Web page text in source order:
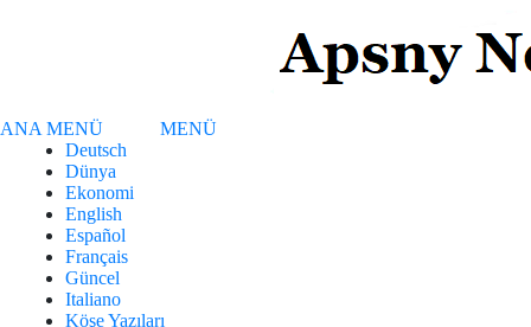
ANA MENÜ
MENÜ
Deutsch
Dünya
Ekonomi
English
Español
Français
Güncel
Italiano
Köşe Yazıları